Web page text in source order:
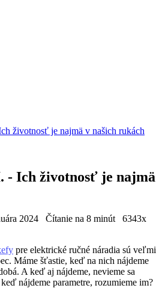
životnosť je najmä v našich rukách
- Ich životnosť je najmä
2024 Čítanie na 8 minút
6343x
pre elektrické ručné náradia sú veľmi
Máme šťastie, keď na nich nájdeme
A keď aj nájdeme, nevieme sa
nájdeme parametre, rozumieme im?